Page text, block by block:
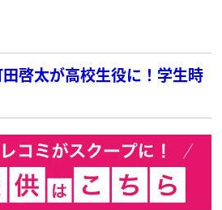
啓太が高校生役に！学生時